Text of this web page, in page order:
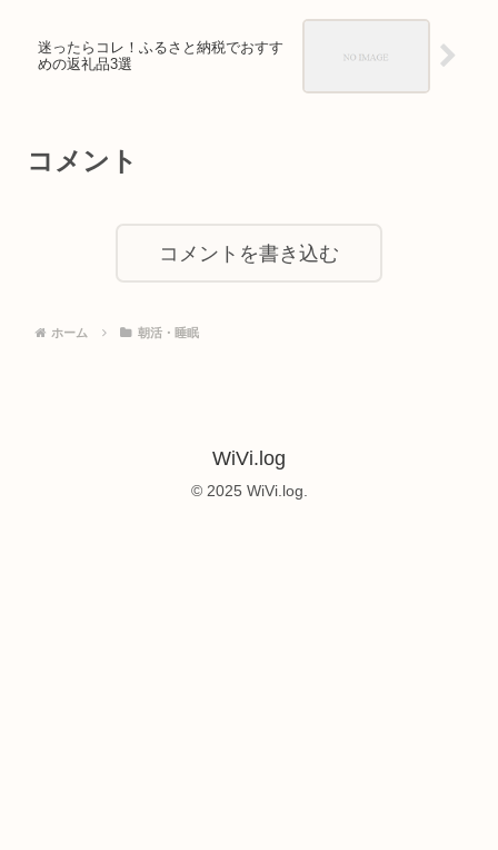
迷ったらコレ！ふるさと納税でおすす
めの返礼品3選
コメント
コメントを書き込む
ホーム 朝活・睡眠
WiVi.log
© 2025 WiVi.log.